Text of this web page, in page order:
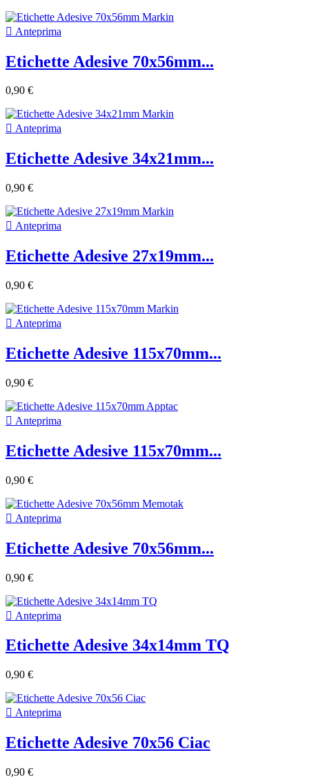
 Anteprima
Etichette Adesive 70x56mm...
0,90 €
 Anteprima
Etichette Adesive 34x21mm...
0,90 €
 Anteprima
Etichette Adesive 27x19mm...
0,90 €
 Anteprima
Etichette Adesive 115x70mm...
0,90 €
 Anteprima
Etichette Adesive 115x70mm...
0,90 €
 Anteprima
Etichette Adesive 70x56mm...
0,90 €
 Anteprima
Etichette Adesive 34x14mm TQ
0,90 €
 Anteprima
Etichette Adesive 70x56 Ciac
0,90 €